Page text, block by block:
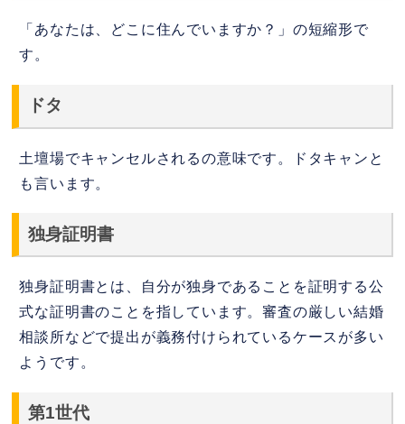
「あなたは、どこに住んでいますか？」の短縮形で
す。
ドタ
土壇場でキャンセルされるの意味です。ドタキャンと
も言います。
独身証明書
独身証明書とは、自分が独身であることを証明する公
式な証明書のことを指しています。審査の厳しい結婚
相談所などで提出が義務付けられているケースが多い
ようです。
第1世代